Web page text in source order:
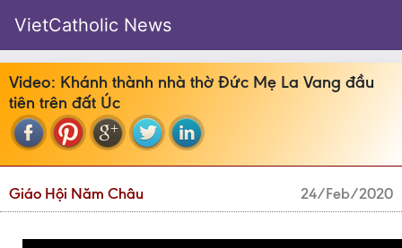
VietCatholic News
Video: Khánh thành nhà thờ Đức Mẹ La Vang đầu
tiên trên đất Úc
Giáo Hội Năm Châu 24/Feb/2020